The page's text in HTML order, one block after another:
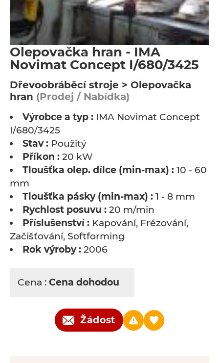
Olepovačka hran - IMA
Novimat Concept I/680/3425
Dřevoobráběcí stroje > Olepovačka
hran (Prodej / Nabídka)
Výrobce a typ : IMA Novimat Concept
I/680/3425
Stav : Použitý
Příkon : 20 kW
Tloušťka olep. dílce (min-max) : 10 - 60
mm
Tloušťka pásky (min-max) : 1 - 8 mm
Rychlost posuvu : 20 m/min
Příslušenství : Kapování, Frézování,
Začišťování, Softforming
Rok výroby : 2006
Cena : Cena dohodou
Žádost